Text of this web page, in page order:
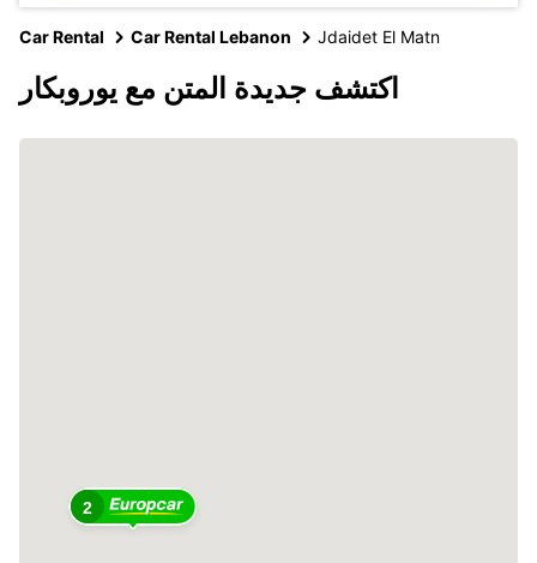
Car Rental Car Rental Lebanon Jdaidet El Matn
اكتشف جديدة المتن مع يوروبكار
2